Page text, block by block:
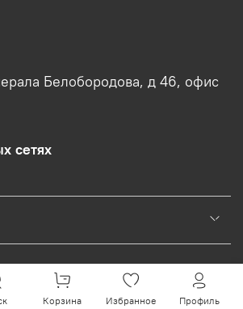
Белобородова, д 46, офис
сетях
Корзина Избранное Профиль